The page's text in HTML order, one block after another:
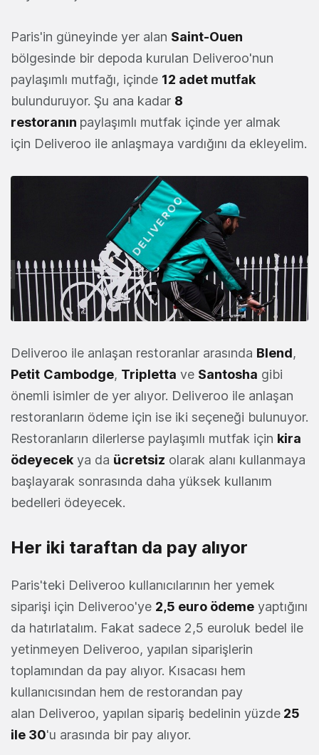
Paris'in güneyinde yer alan Saint-Ouen
bölgesinde bir depoda kurulan Deliveroo'nun
paylaşımlı mutfağı, içinde 12 adet mutfak
bulunduruyor. Şu ana kadar 8
restoranın paylaşımlı mutfak içinde yer almak
için Deliveroo ile anlaşmaya vardığını da ekleyelim.
Deliveroo ile anlaşan restoranlar arasında Blend,
Petit Cambodge, Tripletta ve Santosha gibi
önemli isimler de yer alıyor. Deliveroo ile anlaşan
restoranların ödeme için ise iki seçeneği bulunuyor.
Restoranların dilerlerse paylaşımlı mutfak için kira
ödeyecek ya da ücretsiz olarak alanı kullanmaya
başlayarak sonrasında daha yüksek kullanım
bedelleri ödeyecek.
Her iki taraftan da pay alıyor
Paris'teki Deliveroo kullanıcılarının her yemek
siparişi için Deliveroo'ye 2,5 euro ödeme yaptığını
da hatırlatalım. Fakat sadece 2,5 euroluk bedel ile
yetinmeyen Deliveroo, yapılan siparişlerin
toplamından da pay alıyor. Kısacası hem
kullanıcısından hem de restorandan pay
alan Deliveroo, yapılan sipariş bedelinin yüzde 25
ile 30'u arasında bir pay alıyor.